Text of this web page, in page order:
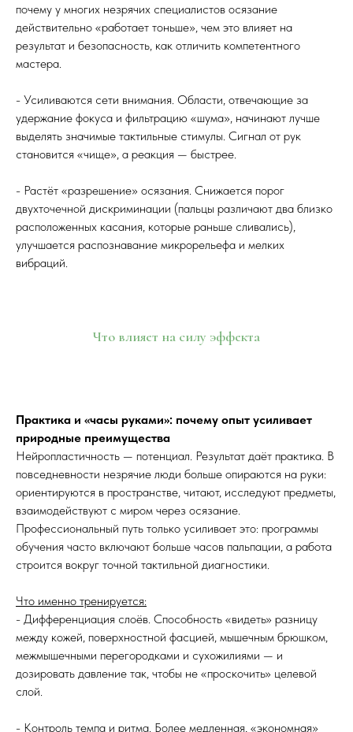
почему у многих незрячих специалистов осязание
действительно «работает тоньше», чем это влияет на
результат и безопасность, как отличить компетентного
мастера.
- Усиливаются сети внимания. Области, отвечающие за
удержание фокуса и фильтрацию «шума», начинают лучше
выделять значимые тактильные стимулы. Сигнал от рук
становится «чище», а реакция — быстрее.
- Растёт «разрешение» осязания. Снижается порог
двухточечной дискриминации (пальцы различают два близко
расположенных касания, которые раньше сливались),
улучшается распознавание микрорельефа и мелких
вибраций.
Что влияет на силу эффекта
Практика и «часы руками»: почему опыт усиливает
природные преимущества
Нейропластичность — потенциал. Результат даёт практика. В
повседневности незрячие люди больше опираются на руки:
ориентируются в пространстве, читают, исследуют предметы,
взаимодействуют с миром через осязание.
Профессиональный путь только усиливает это: программы
обучения часто включают больше часов пальпации, а работа
строится вокруг точной тактильной диагностики.
Что именно тренируется:
- Дифференциация слоёв. Способность «видеть» разницу
между кожей, поверхностной фасцией, мышечным брюшком,
межмышечными перегородками и сухожилиями — и
дозировать давление так, чтобы не «проскочить» целевой
слой.
- Контроль темпа и ритма. Более медленная, «экономная»